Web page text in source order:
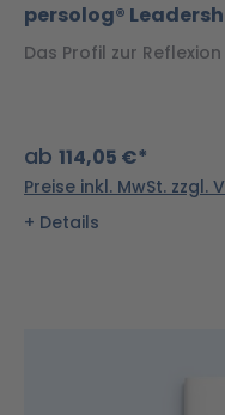
persolog®
Das Profil zur
ab 114,05 €*
Preise inkl. MwSt. zzgl.
Details